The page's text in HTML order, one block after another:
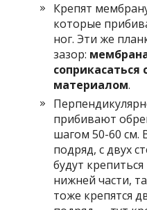
Крепят
которые
ног. Эти же
зазор:
материалом.
прибивают
шагом 50-60 см.
подряд, с двух
будут
нижней части,
тоже крепятся